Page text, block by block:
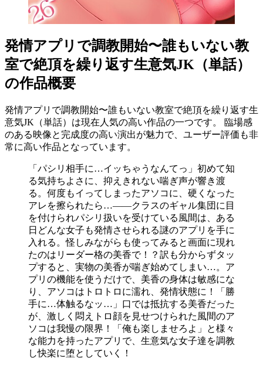
発情アプリで調教開始〜誰もいない教
室で絶頂を繰り返す生意気JK（単話）
の作品概要
発情アプリで調教開始〜誰もいない教室で絶頂を繰り返す生
意気JK（単話）は現在人気の高い作品の一つです。 臨場感
のある映像と完成度の高い演出が魅力で、ユーザー評価も非
常に高い作品となっています。
「パシリ相手に…イッちゃうなんてっ」初めて知
る気持ちよさに、抑えきれない喘ぎ声が響き渡
る。何度もイってしまったアソコに、硬くなった
アレを擦られたら…――クラスのギャル集団に目
を付けられパシリ扱いを受けている風間は、ある
日どんな女子も発情させられる謎のアプリを手に
入れる。怪しみながらも使ってみると画面に現れ
たのはリーダー格の美香で！？訳も分からずタッ
プすると、実物の美香が喘ぎ始めてしまい…。ア
プリの機能を使うだけで、美香の身体は敏感にな
り、アソコはトロトロに濡れ、発情状態に！「勝
手に…体触るなッ…」口では抵抗する美香だった
が、激しく悶えトロ顔を見せつけられた風間のア
ソコは我慢の限界！「俺も楽しませろよ」と様々
な能力を持ったアプリで、生意気な女子達を調教
し快楽に堕としていく！